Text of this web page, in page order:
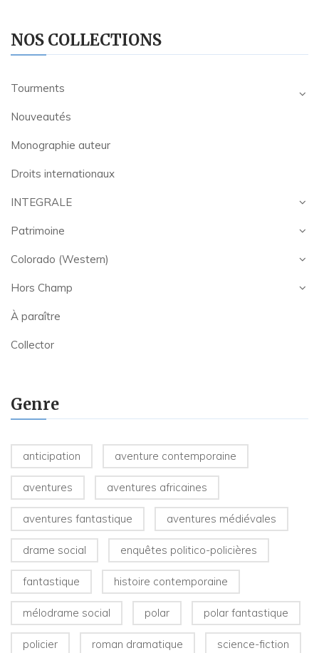
NOS COLLECTIONS
Tourments
Nouveautés
Monographie auteur
Droits internationaux
INTEGRALE
Patrimoine
Colorado (Western)
Hors Champ
À paraître
Collector
Genre
anticipation aventure contemporaine
aventures aventures africaines
aventures fantastique aventures médiévales
drame social enquêtes politico-policières
fantastique histoire contemporaine
mélodrame social polar polar fantastique
policier roman dramatique science-fiction